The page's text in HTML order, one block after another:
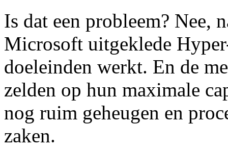
Is dat een probleem? Nee,
Microsoft uitgeklede
doeleinden werkt. En de
zelden op hun maximale
nog ruim geheugen en
zaken.